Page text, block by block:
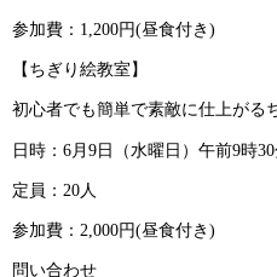
参加費：1,200円(昼食付き)
【ちぎり絵教室】
初心者でも簡単で素敵に仕上がる
日時：6月9日（水曜日）午前9時
定員：20人
参加費：2,000円(昼食付き)
問い合わせ